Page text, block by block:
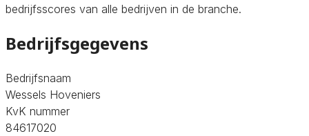
bedrijfsscores van alle bedrijven in de branche.
Bedrijfsgegevens
Bedrijfsnaam
Wessels Hoveniers
KvK nummer
84617020